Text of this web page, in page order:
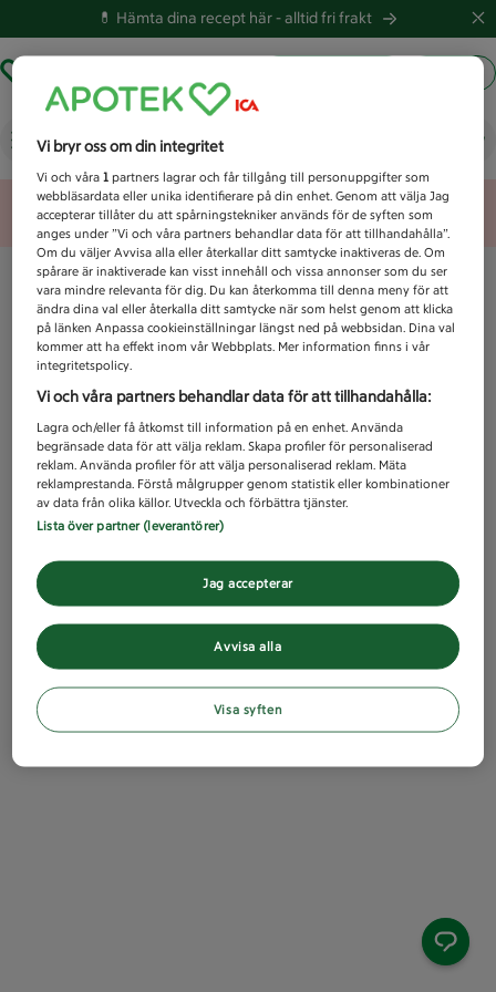
💊 Hämta dina recept här -alltid fri frakt
Vad letar du efter idag?
Unknown error
Vi bryr oss om din integritet
Vi och våra1 partners lagrar och får tillgång till personuppgifter som
webbläsardata eller unika identifierare på din enhet. Genom att välja Jag
accepterar tillåter du att spårningstekniker används för de syften som
anges under ”Vi och våra partners behandlar data för att tillhandahålla”.
Om du väljer Avvisa alla eller återkallar ditt samtycke inaktiveras de. Om
spårare är inaktiverade kan visst innehåll och vissa annonser som du ser
vara mindre relevanta för dig. Du kan återkomma till denna meny för att
ändra dina val eller återkalla ditt samtycke när som helst genom att klicka
på länken Anpassa cookieinställningar längst ned på webbsidan. Dina val
kommer att ha effekt inom vår Webbplats. Mer information finns i vår
integritetspolicy.
Vi och våra partners behandlar data för att tillhandahålla:
Lagra och/eller få åtkomst till information på en enhet. Använda
begränsade data för att välja reklam. Skapa profiler för personaliserad
reklam. Använda profiler för att välja personaliserad reklam. Mäta
reklamprestanda. Förstå målgrupper genom statistik eller kombinationer
av data från olika källor. Utveckla och förbättra tjänster.
Lista över partner (leverantörer)
Avvisa alla
Jag accepterar
Visa syften